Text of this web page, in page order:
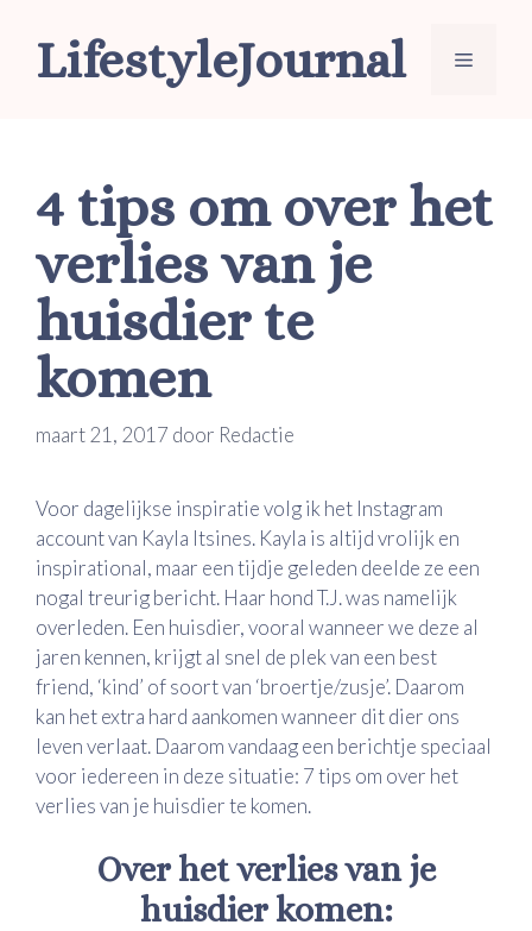
LifestyleJournal Menu
4 tips om over het
verlies van je
huisdier te
komen
maart 21, 2017 door Redactie
Voor dagelijkse inspiratie volg ik het Instagram
account van Kayla Itsines. Kayla is altijd vrolijk en
inspirational, maar een tijdje geleden deelde ze een
nogal treurig bericht. Haar hond T.J. was namelijk
overleden. Een huisdier, vooral wanneer we deze al
jaren kennen, krijgt al snel de plek van een best
friend, ‘kind’ of soort van ‘broertje/zusje’. Daarom
kan het extra hard aankomen wanneer dit dier ons
leven verlaat. Daarom vandaag een berichtje speciaal
voor iedereen in deze situatie: 7 tips om over het
verlies van je huisdier te komen.
Over het verlies van je
huisdier komen: